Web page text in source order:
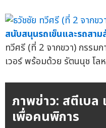
สนับสนุนรถเข็นและรถสา
ทวีศรี (ที่ 2 จากขวา) กรรมก
เวอร์ พร้อมด้วย รัตนนุช โลห
ภาพข่าว: สตีเบล
เพื่อคนพิการ